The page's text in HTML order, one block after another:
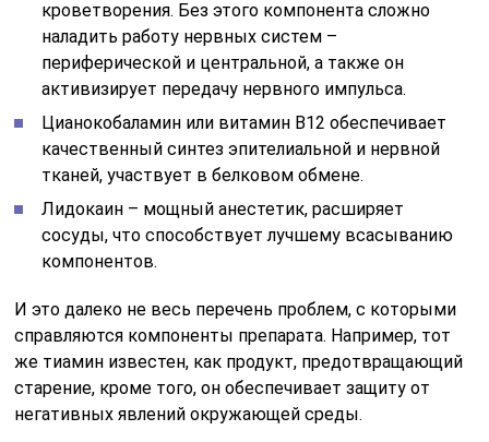
кроветворения. Без этого компонента сложно
наладить работу нервных систем –
периферической и центральной, а также он
активизирует передачу нервного импульса.
Цианокобаламин или витамин В12 обеспечивает
качественный синтез эпителиальной и нервной
тканей, участвует в белковом обмене.
Лидокаин – мощный анестетик, расширяет
сосуды, что способствует лучшему всасыванию
компонентов.
И это далеко не весь перечень проблем, с которыми
справляются компоненты препарата. Например, тот
же тиамин известен, как продукт, предотвращающий
старение, кроме того, он обеспечивает защиту от
негативных явлений окружающей среды.